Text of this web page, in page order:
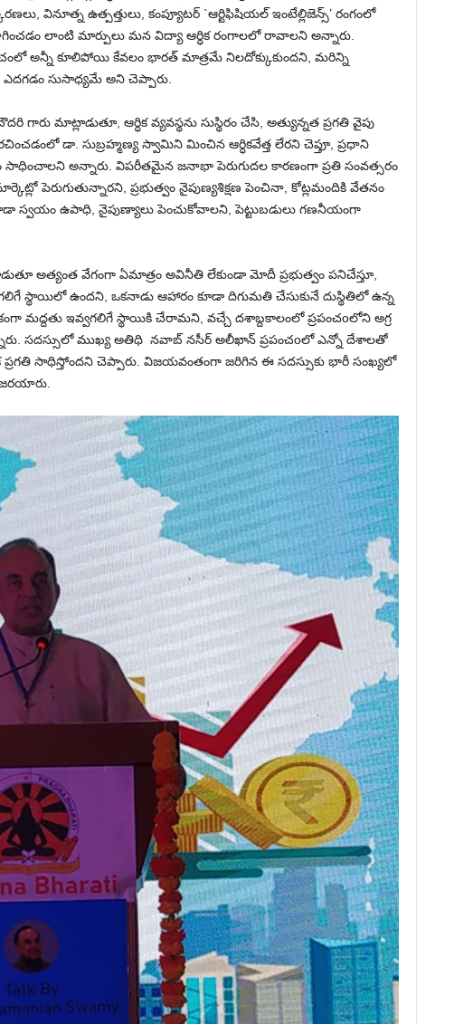
వినూత్న ఉత్పత్తులు, కంప్యూటర్ `ఆర్టిఫిషియల్ ఇంటేల్లిజెన్స్’ రంగంలో
లాంటి మార్పులు మన విద్యా ఆర్ధిక రంగాలలో రావాలని అన్నారు.
అన్నీ కూలిపోయి కేవలం భారత్ మాత్రమే నిలదోక్కుకుందని, మరిన్ని
ఎదగడం సుసాధ్యమే అని చెప్పారు.
గారు మాట్లాడుతూ, ఆర్ధిక వ్యవస్థను సుస్థిరం చేసి, అత్యున్నత ప్రగతి వైపు
డా. సుబ్రహ్మణ్య స్వామిని మించిన ఆర్ధికవేత్త లేరని చెప్తూ, ప్రధాని
సాధించాలని అన్నారు. విపరీతమైన జనాభా పెరుగుదల కారణంగా ప్రతి సంవత్సరం
పెరుగుతున్నారని, ప్రభుత్వం నైపుణ్యశిక్షణ పెంచినా, కోట్లమందికి వేతనం
స్వయం ఉపాధి, నైపుణ్యాలు పెంచుకోవాలని, పెట్టుబడులు గణనీయంగా
అత్యంత వేగంగా ఏమాత్రం అవినీతి లేకుండా మోదీ ప్రభుత్వం పనిచేస్తూ,
స్థాయిలో ఉందని, ఒకనాడు ఆహారం కూడా దిగుమతి చేసుకునే దుస్థితిలో ఉన్న
మద్దతు ఇవ్వగలిగే స్థాయికి చేరామని, వచ్చే దశాబ్దకాలంలో ప్రపంచoలోని అగ్ర
సదస్సులో ముఖ్య అతిధి నవాబ్ నసీర్ అలీఖాన్ ప్రపంచoలో ఎన్నో దేశాలతో
ప్రగతి సాధిస్తోందని చెప్పారు. విజయవంతంగా జరిగిన ఈ సదస్సుకు భారీ సంఖ్యలో